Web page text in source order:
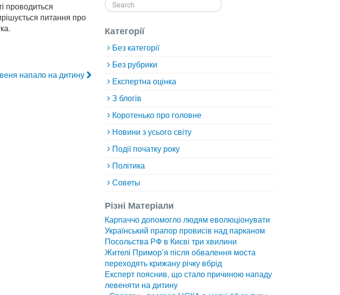
проводиться
питання про
напало на дитину
Категорії
Без категорії
Без рубрики
Експертна оцінка
З блогів
Коротенько про головне
Новини з усього світу
Події початку року
Політика
Советы
Різні Матеріали
Карпаччо допомогло людям еволюціонувати
Український прапор провисів над парканом
Посольства РФ в Києві три хвилини
Жителі Примор’я після обвалення моста
переходять крижану річку вбрід
Експерт пояснив, що стало причиною нападу
левеняти на дитину